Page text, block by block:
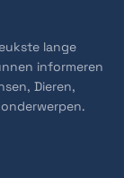
lange
informeren
Dieren,